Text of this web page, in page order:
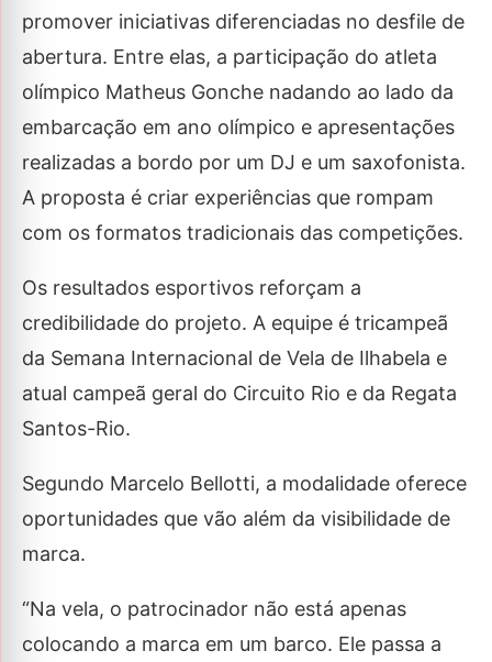
promover iniciativas diferenciadas no desfile de
abertura. Entre elas, a participação do atleta
olímpico Matheus Gonche nadando ao lado da
embarcação em ano olímpico e apresentações
realizadas a bordo por um DJ e um saxofonista.
A proposta é criar experiências que rompam
com os formatos tradicionais das competições.
Os resultados esportivos reforçam a
credibilidade do projeto. A equipe é tricampeã
da Semana Internacional de Vela de Ilhabela e
atual campeã geral do Circuito Rio e da Regata
Santos-Rio.
Segundo Marcelo Bellotti, a modalidade oferece
oportunidades que vão além da visibilidade de
marca.
“Na vela, o patrocinador não está apenas
colocando a marca em um barco. Ele passa a